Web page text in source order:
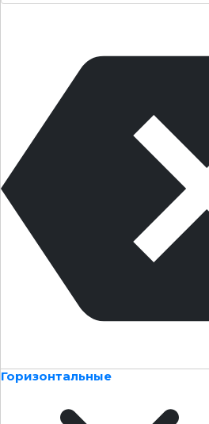
Горизонтальные